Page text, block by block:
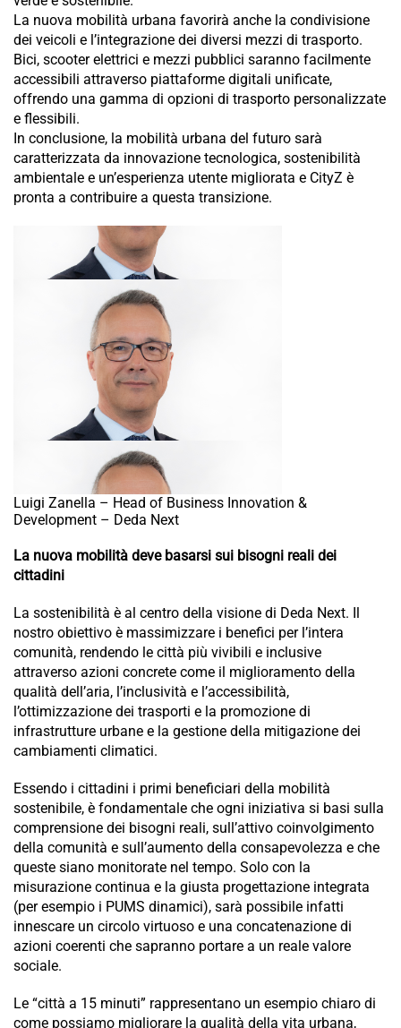
La nuova mobilità urbana favorirà anche la condivisione
dei veicoli e l’integrazione dei diversi mezzi di trasporto.
Bici, scooter elettrici e mezzi pubblici saranno facilmente
accessibili attraverso piattaforme digitali unificate,
offrendo una gamma di opzioni di trasporto personalizzate
e flessibili.
In conclusione, la mobilità urbana del futuro sarà
caratterizzata da innovazione tecnologica, sostenibilità
ambientale e un’esperienza utente migliorata e CityZ è
pronta a contribuire a questa transizione.
Luigi Zanella – Head of Business Innovation &
Development – Deda Next
La nuova mobilità deve basarsi sui bisogni reali dei
cittadini
La sostenibilità è al centro della visione di Deda Next. Il
nostro obiettivo è massimizzare i benefici per l’intera
comunità, rendendo le città più vivibili e inclusive
attraverso azioni concrete come il miglioramento della
qualità dell’aria, l’inclusività e l’accessibilità,
l’ottimizzazione dei trasporti e la promozione di
infrastrutture urbane e la gestione della mitigazione dei
cambiamenti climatici.
Essendo i cittadini i primi beneficiari della mobilità
sostenibile, è fondamentale che ogni iniziativa si basi sulla
comprensione dei bisogni reali, sull’attivo coinvolgimento
della comunità e sull’aumento della consapevolezza e che
queste siano monitorate nel tempo. Solo con la
misurazione continua e la giusta progettazione integrata
(per esempio i PUMS dinamici), sarà possibile infatti
innescare un circolo virtuoso e una concatenazione di
azioni coerenti che sapranno portare a un reale valore
sociale.
Le “città a 15 minuti” rappresentano un esempio chiaro di
come possiamo migliorare la qualità della vita urbana,